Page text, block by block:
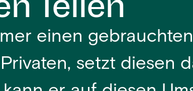
einen
setzt diesen